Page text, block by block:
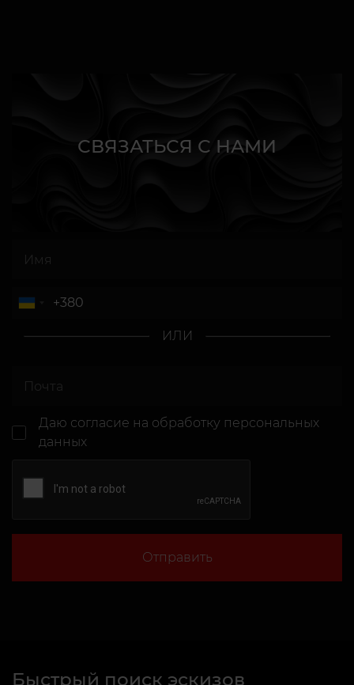
СВЯЗАТЬСЯ С НАМИ
ИЛИ
Даю согласие на обработку персональных
данных
Отправить
Быстрый поиск эскизов